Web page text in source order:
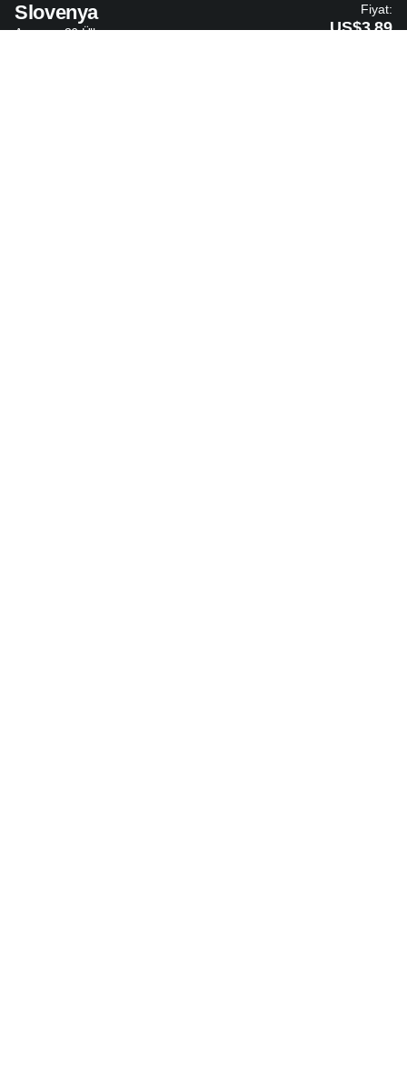
Slovenya
Avrupa - 36 Ülke
Fiyat:
US$3.89